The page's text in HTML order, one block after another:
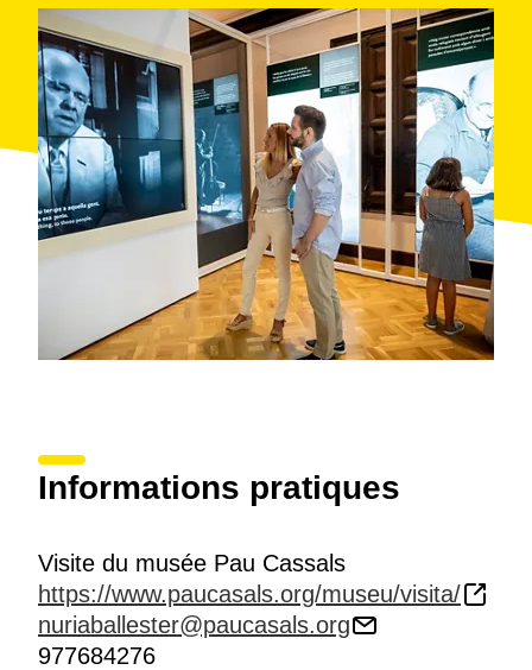
Informations pratiques
Visite du musée Pau Cassals
https://www.paucasals.org/museu/visita/
nuriaballester@paucasals.org
977684276